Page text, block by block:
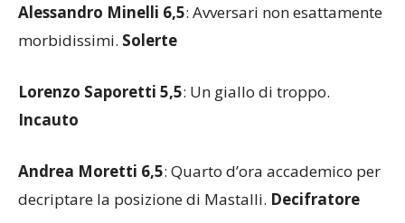
Alessandro Minelli 6,5: Avversari non esattamente
morbidissimi. Solerte
Lorenzo Saporetti 5,5: Un giallo di troppo.
Incauto
Andrea Moretti 6,5: Quarto d’ora accademico per
decriptare la posizione di Mastalli. Decifratore